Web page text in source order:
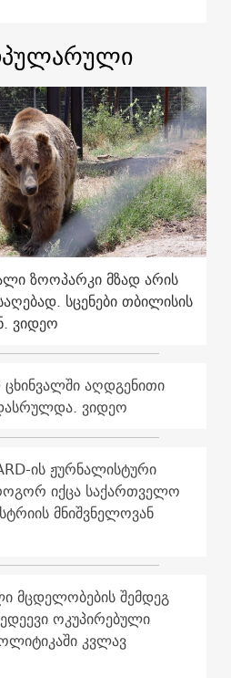
ზოოპარკი მზად არის
სცენები თბილისის
ვიდეო
აღდგენითი
ვიდეო
ის ჟურნალისტური
იქცა საქართველო
მნიშვნელოვან
მცდელობების შემდეგ
ოკუპირებული
კვლავ